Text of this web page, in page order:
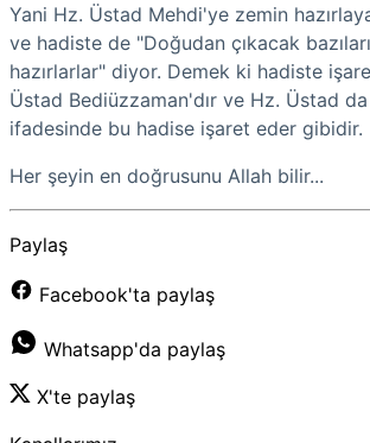
Yani Hz. Üstad Mehdi'ye zemin
ve hadiste de "Doğudan çıkacak
hazırlarlar" diyor. Demek ki hadiste
Üstad Bediüzzaman'dır ve Hz. Üstad
ifadesinde bu hadise işaret eder gibidir.
Her şeyin en doğrusunu Allah bilir...
Paylaş
Facebook'ta paylaş
Whatsapp'da paylaş
X'te paylaş